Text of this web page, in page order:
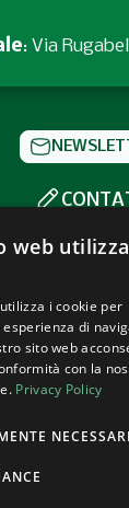
: Via
PRIVACY
COOKIE
con
codice CUP:
web utilizza
i cookie per
di
sito web
con la
Privacy Policy
NECESSARI